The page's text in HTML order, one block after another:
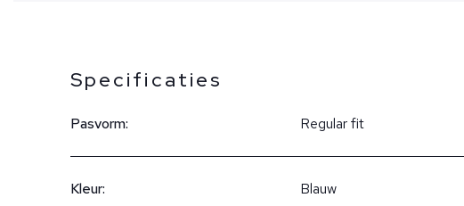
Specificaties
Pasvorm: Regular fit
Kleur: Blauw